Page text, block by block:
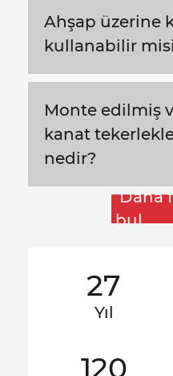
Ahşap üzerine
kullanabilir
27
Yıl
120
Monte edilmiş
kanat
nedir?
Daha
bul